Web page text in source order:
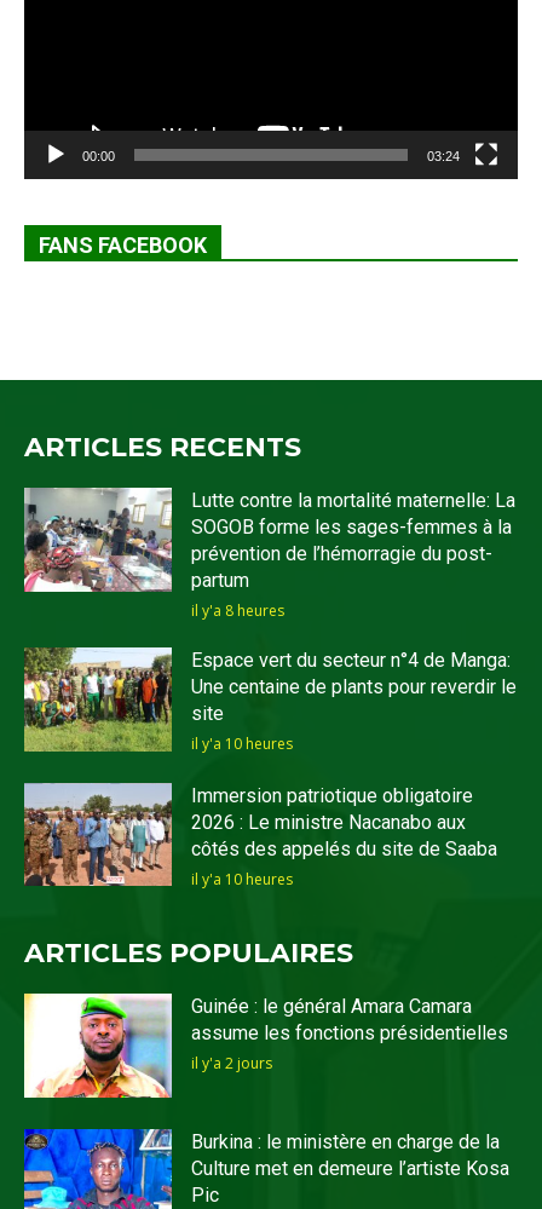
00:00 03:24
FANS FACEBOOK
ARTICLES RECENTS
Lutte contre la mortalité maternelle: La
SOGOB forme les sages-femmes à la
prévention de l’hémorragie du post-
partum
il y'a 8 heures
Espace vert du secteur n°4 de Manga:
Une centaine de plants pour reverdir le
site
il y'a 10 heures
Immersion patriotique obligatoire
2026 : Le ministre Nacanabo aux
côtés des appelés du site de Saaba
il y'a 10 heures
ARTICLES POPULAIRES
Guinée : le général Amara Camara
assume les fonctions présidentielles
il y'a 2 jours
Burkina : le ministère en charge de la
Culture met en demeure l’artiste Kosa
Pic